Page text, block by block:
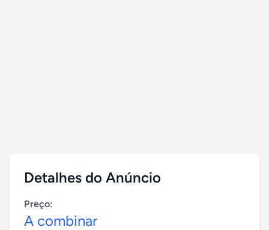
Detalhes do Anúncio
Preço:
A combinar